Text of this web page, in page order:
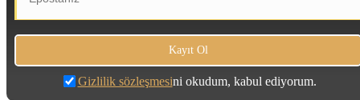
Gizlilik sözleşmesini okudum, kabul ediyorum.